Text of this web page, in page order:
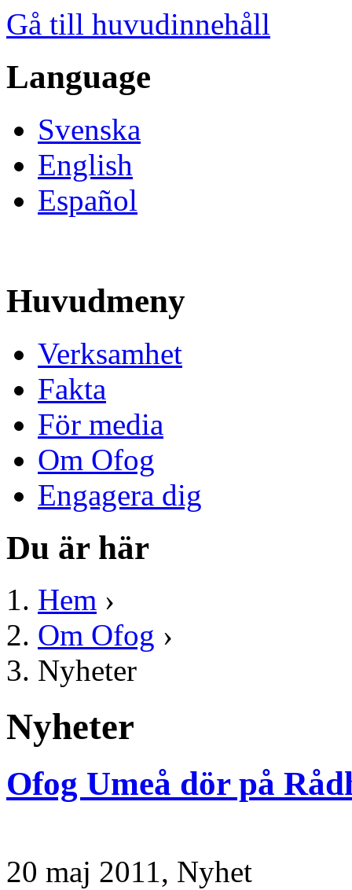
Gå till huvudinnehåll
Language
Svenska
English
Español
Huvudmeny
Verksamhet
Fakta
För media
Om Ofog
Engagera dig
Du är här
Hem ›
Om Ofog ›
Nyheter
Nyheter
Ofog Umeå dör på
20 maj 2011, Nyhet